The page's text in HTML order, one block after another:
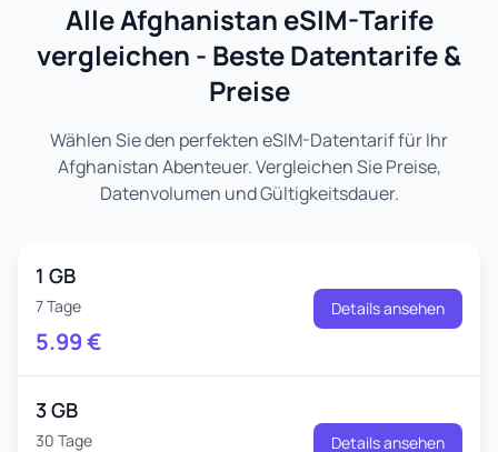
Alle Afghanistan eSIM-Tarife
vergleichen - Beste Datentarife &
Preise
Wählen Sie den perfekten eSIM-Datentarif für Ihr
Afghanistan Abenteuer. Vergleichen Sie Preise,
Datenvolumen und Gültigkeitsdauer.
1 GB
7 Tage
5.99€
Details ansehen
3 GB
30 Tage Details ansehen